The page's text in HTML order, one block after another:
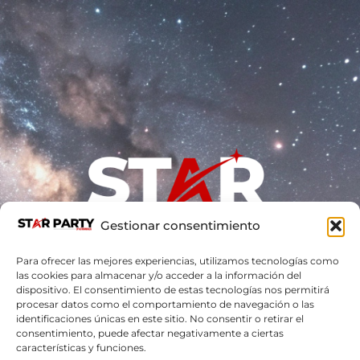
Gestionar consentimiento
Para ofrecer las mejores experiencias, utilizamos tecnologías como
las cookies para almacenar y/o acceder a la información del
dispositivo. El consentimiento de estas tecnologías nos permitirá
procesar datos como el comportamiento de navegación o las
identificaciones únicas en este sitio. No consentir o retirar el
consentimiento, puede afectar negativamente a ciertas
características y funciones.
Star-Party es una experiencia bajo las
estrellascreada por AstroÁndalus para que cualquier
persona, sin importar sus conocimientos previos,
pueda disfrutar y aprender sobre el cielo nocturno. A
través de charlas, telescopios, música y talleres, te
invitamos a descubrir lo que hay más allá… mirando
hacia arriba.